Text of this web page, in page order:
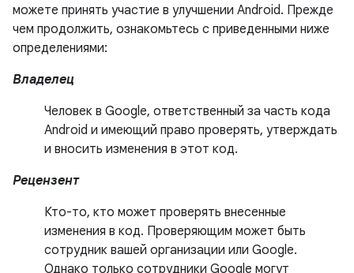
можете принять участие в улучшении Android. Прежде
чем продолжить, ознакомьтесь с приведенными ниже
определениями:
Владелец
Человек в Google, ответственный за часть кода
Android и имеющий право проверять, утверждать
и вносить изменения в этот код.
Рецензент
Кто-то, кто может проверять внесенные
изменения в код. Проверяющим может быть
сотрудник вашей организации или Google.
Однако только сотрудники Google могут